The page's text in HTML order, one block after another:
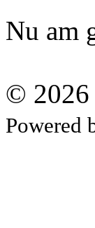
Nu am
© 2026
Powered